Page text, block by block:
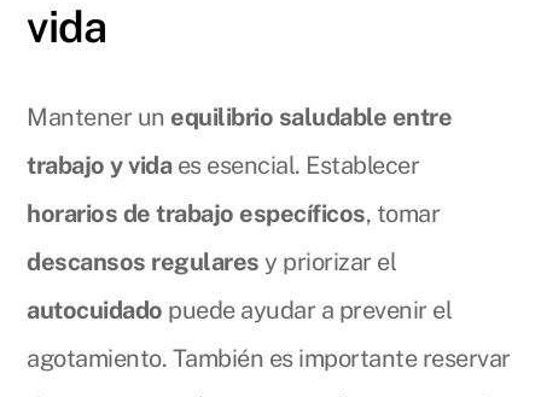
vida
Mantener un equilibrio saludable entre
trabajo y vidaes esencial. Establecer
horarios de trabajo específicos, tomar
descansos regulares y priorizar el
autocuidado puede ayudar a prevenir el
agotamiento. También es importante reservar